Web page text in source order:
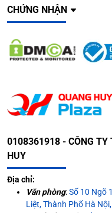
CHỨNG NHẬN
0108361918 - CÔNG TY
HUY
Địa chỉ:
Văn phòng:Số 10 Ngõ
Liệt, Thành Phố Hà